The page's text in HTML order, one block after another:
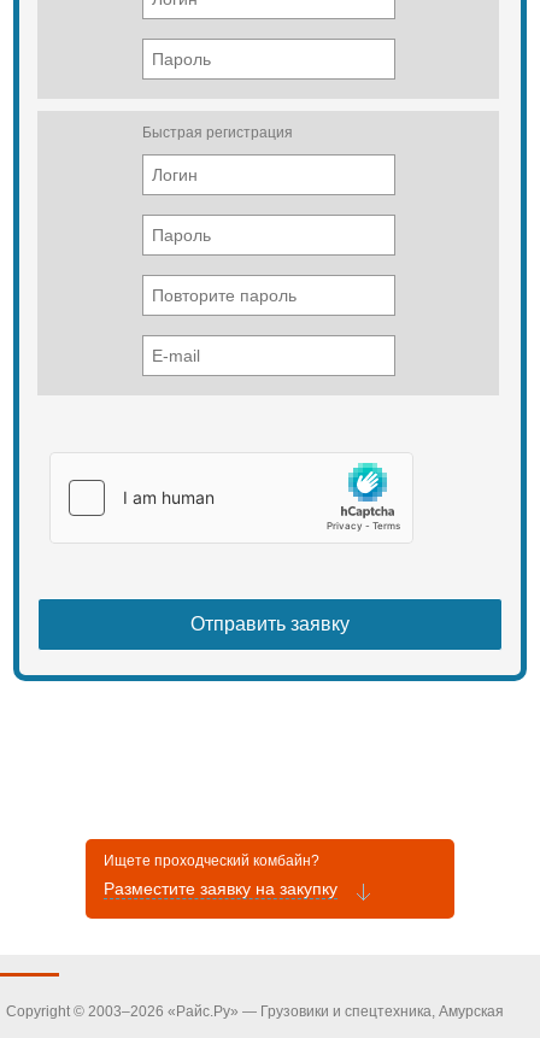
Быстрая регистрация
Ищете проходческий комбайн?
Разместите заявку на закупку
Copyright © 2003–2026 «Райс.Ру» — Грузовики и спецтехника, Амурская